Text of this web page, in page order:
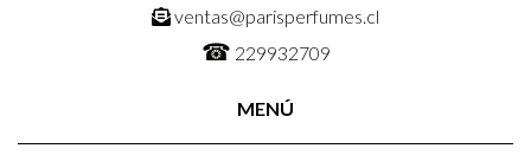
ventas@parisperfumes.cl
☎ 229932709
MENÚ